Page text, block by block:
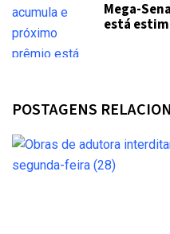
Mega-
está
POSTAGENS